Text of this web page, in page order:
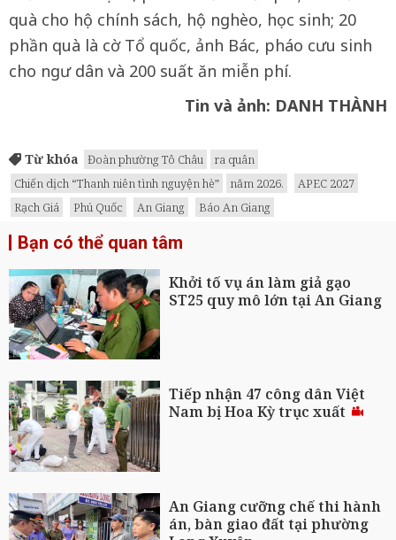
quà cho hộ chính sách, hộ nghèo, học sinh; 20
phần quà là cờ Tổ quốc, ảnh Bác, pháo cưu sinh
cho ngư dân và 200 suất ăn miễn phí.
Tin và ảnh: DANH THÀNH
Từ khóa Đoàn phường Tô Châu
ra quân
Chiến dịch “Thanh niên tình nguyện hè”
năm 2026.
APEC 2027
Rạch Giá
Phú Quốc An Giang Báo An Giang
Bạn có thể quan tâm
Khởi tố vụ án làm giả gạo
ST25 quy mô lớn tại An Giang
Tiếp nhận 47 công dân Việt
Nam bị Hoa Kỳ trục xuất
An Giang cưỡng chế thi hành
án, bàn giao đất tại phường